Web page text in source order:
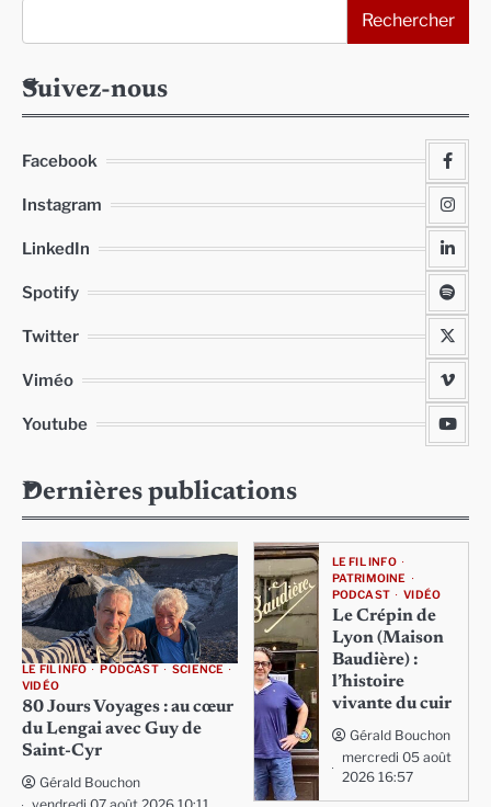
Rechercher
Suivez-nous
Facebook
Instagram
LinkedIn
Spotify
Twitter
Viméo
Youtube
Dernières publications
LE FIL INFO PODCAST
SCIENCE
VIDÉO
80 Jours Voyages : au cœur
du Lengai avec Guy de
Saint-Cyr
Gérald Bouchon
LE FIL INFO
PATRIMOINE
PODCAST
VIDÉO
Le Crépin de
Lyon (Maison
Baudière) :
l’histoire
vivante du cuir
Gérald Bouchon
mercredi 05 août
2026 16:57